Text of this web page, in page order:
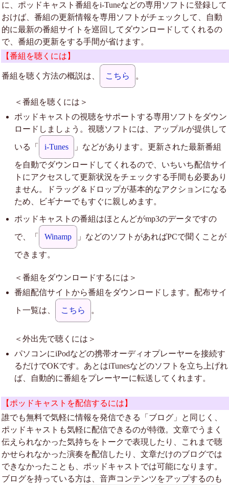
に、ポッドキャスト番組をi-Tuneなどの専用ソフトに登録して
おけば、番組の更新情報を専用ソフトがチェックして、自動
的に最新の番組サイトを巡回してダウンロードしてくれるの
で、番組の更新をする手間が省けます。
【番組を聴くには】
番組を聴く方法の概説は、 こちら 。
＜番組を聴くには＞
ポッドキャストの視聴をサポートする専用ソフトをダウン
ロードしましょう。視聴ソフトには、アップルが提供して
いる「 i-Tunes 」などがあります。更新された最新番組
を自動でダウンロードしてくれるので、いちいち配信サイ
トにアクセスして更新状況をチェックする手間も必要あり
ません。ドラッグ＆ドロップが基本的なアクションになる
ため、ビギナーでもすぐに親しめます。
ポッドキャストの番組はほとんどがmp3のデータですの
で、「 Winamp 」などのソフトがあればPCで聞くことが
できます。
＜番組をダウンロードするには＞
番組配信サイトから番組をダウンロードします。配布サイ
ト一覧は、 こちら 。
＜外出先で聴くには＞
パソコンにiPodなどの携帯オーディオプレーヤーを接続す
るだけでOKです。あとはiTunesなどのソフトを立ち上げれ
ば、自動的に番組をプレーヤーに転送してくれます。
【ポッドキャストを配信するには】
誰でも無料で気軽に情報を発信できる「ブログ」と同じく、
ポッドキャストも気軽に配信できるのが特徴。文章でうまく
伝えられなかった気持ちをトークで表現したり、これまで聴
かせられなかった演奏を配信したり、文章だけのブログでは
できなかったことも、ポッドキャストでは可能になります。
ブログを持っている方は、音声コンテンツをアップするのも